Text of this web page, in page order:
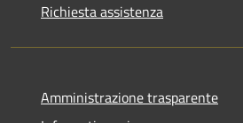
Richiesta assistenza
Amministrazione trasparente